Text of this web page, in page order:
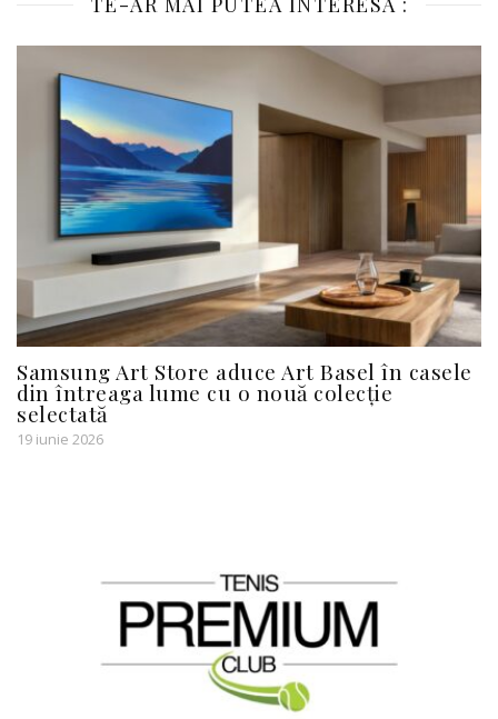
Samsung Art Store aduce Art Basel în casele
din întreaga lume cu o nouă colecție
selectată
19 iunie 2026